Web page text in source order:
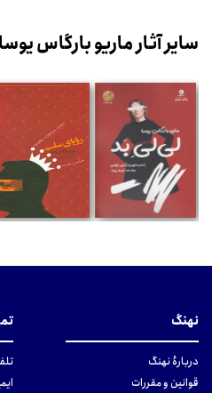
سایر آثار ماریو بارگاس یوسا
نهنگ
دربارهٔ نهنگ
قوانین و مقررات